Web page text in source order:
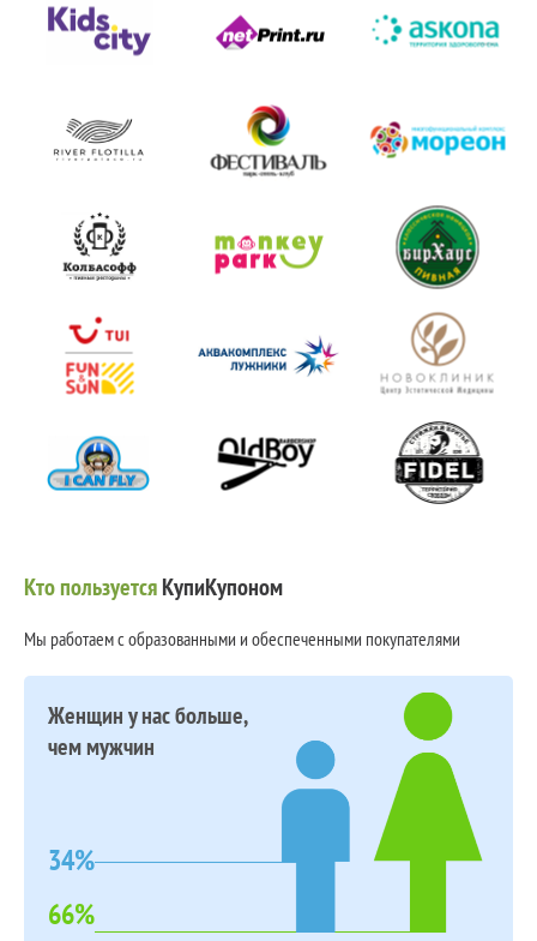
Кто пользуетсяКупиКупоном
Мы работаем с образованными и обеспеченными покупателями
Женщин у нас больше,
чем мужчин
34%
66%